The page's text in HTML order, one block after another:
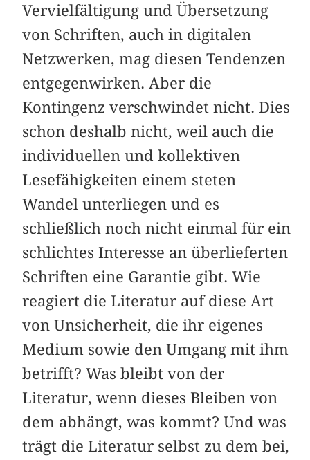
Vervielfältigung und Übersetzung
von Schriften, auch in digitalen
Netzwerken, mag diesen Tendenzen
entgegenwirken. Aber die
Kontingenz verschwindet nicht. Dies
schon deshalb nicht, weil auch die
individuellen und kollektiven
Lesefähigkeiten einem steten
Wandel unterliegen und es
schließlich noch nicht einmal für ein
schlichtes Interesse an überlieferten
Schriften eine Garantie gibt. Wie
reagiert die Literatur auf diese Art
von Unsicherheit, die ihr eigenes
Medium sowie den Umgang mit ihm
betrifft? Was bleibt von der
Literatur, wenn dieses Bleiben von
dem abhängt, was kommt? Und was
trägt die Literatur selbst zu dem bei,